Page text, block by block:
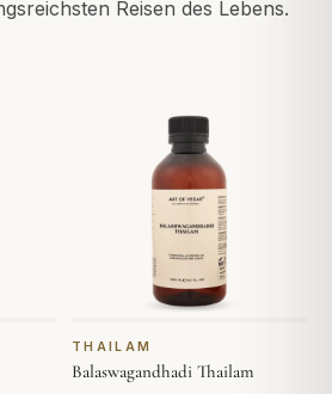
Reisen des Lebens.
THAILAM
Balaswagandhadi Thailam